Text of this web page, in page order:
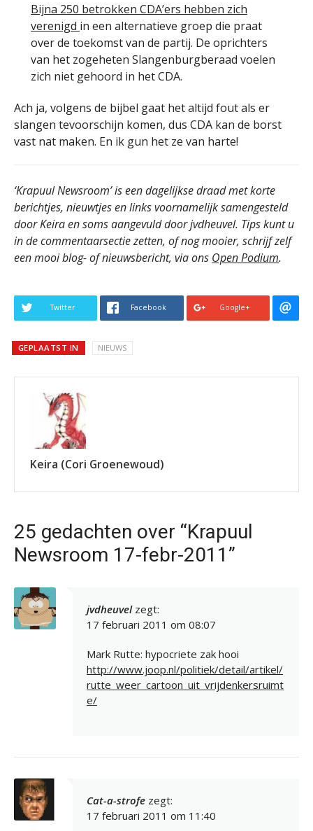
Bijna 250 betrokken CDA’ers hebben zich
verenigd in een alternatieve groep die praat
over de toekomst van de partij. De oprichters
van het zogeheten Slangenburgberaad voelen
zich niet gehoord in het CDA.
Ach ja, volgens de bijbel gaat het altijd fout als er
slangen tevoorschijn komen, dus CDA kan de borst
vast nat maken. En ik gun het ze van harte!
‘Krapuul Newsroom’ is een dagelijkse draad met korte
berichtjes, nieuwtjes en links voornamelijk samengesteld
door Keira en soms aangevuld door jvdheuvel. Tips kunt u
in de commentaarsectie zetten, of nog mooier, schrijf zelf
een mooi blog- of nieuwsbericht, via ons Open Podium.
Twitter Facebook Google+
GEPLAATST IN NIEUWS
Keira (Cori Groenewoud)
25 gedachten over “Krapuul
Newsroom 17-febr-2011”
jvdheuvel zegt:
17 februari 2011 om 08:07
Mark Rutte: hypocriete zak hooi
http://www.joop.nl/politiek/detail/artikel/
rutte_weer_cartoon_uit_vrijdenkersruimt
e/
Cat-a-strofe zegt:
17 februari 2011 om 11:40